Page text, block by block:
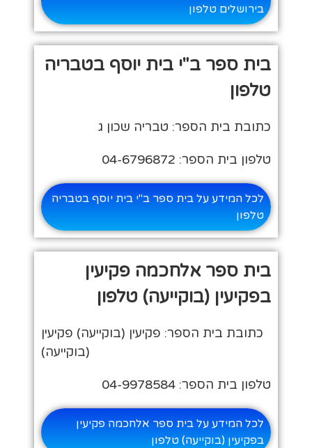
בירושלים טלפון
בית ספר ב"י בית יוסף בטבריה
טלפון
כתובת בית הספר: טבריה שכון ג
טלפון בית הספר: 04-6796872
לכל המידע על בית ספר ב"י בית יוסף בטבריה
טלפון
בית ספר אלחכמה פקיעין
בפקיעין (בוקייעה) טלפון
כתובת בית הספר: פקיעין (בוקייעה) פקיעין
(בוקייעה)
טלפון בית הספר: 04-9978584
לכל המידע על בית ספר אלחכמה פקיעין
בפקיעין (בוקייעה) טלפון